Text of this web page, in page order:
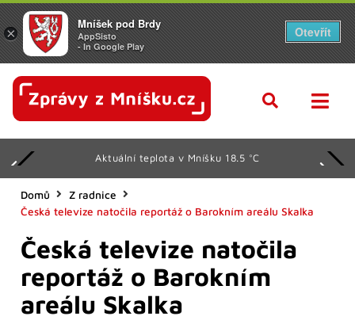
Aktuální teplota v Mníšku 18.5 °C
Domů
Z radnice
Česká televize natočila reportáž o Barokním areálu Skalka
Česká televize natočila
reportáž o Barokním
areálu Skalka
×
Mníšek pod Brdy
AppSisto
- In Google Play
Otevřít